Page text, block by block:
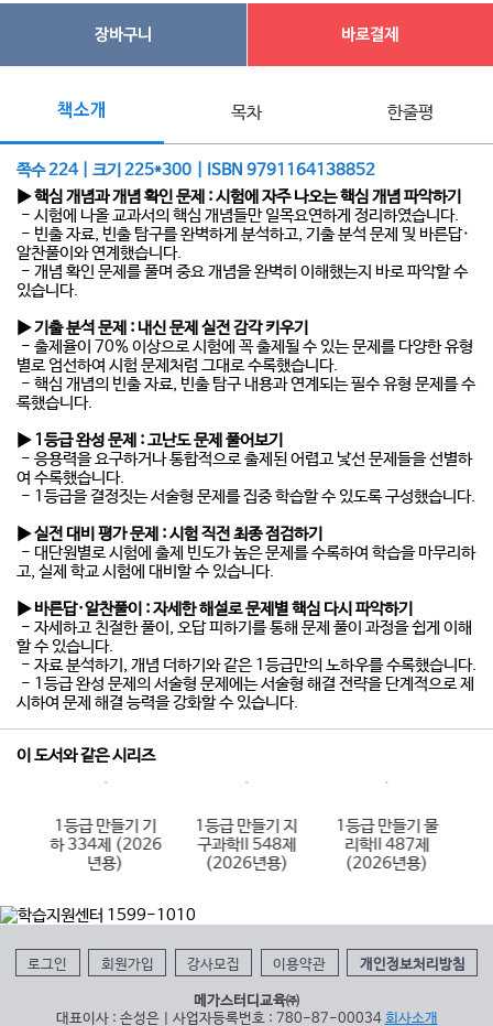
장바구니 바로결제
책소개 목차 한줄평
쪽수 224 | 크기 225*300 | ISBN 9791164138852
▶ 핵심 개념과 개념 확인 문제 : 시험에 자주 나오는 핵심 개념 파악하기
- 시험에 나올 교과서의 핵심 개념들만 일목요연하게 정리하였습니다.
- 빈출 자료, 빈출 탐구를 완벽하게 분석하고, 기출 분석 문제 및 바른답·
알찬풀이와 연계했습니다.
- 개념 확인 문제를 풀며 중요 개념을 완벽히 이해했는지 바로 파악할 수
있습니다.
▶ 기출 분석 문제 : 내신 문제 실전 감각 키우기
- 출제율이 70% 이상으로 시험에 꼭 출제될 수 있는 문제를 다양한 유형
별로 엄선하여 시험 문제처럼 그대로 수록했습니다.
- 핵심 개념의 빈출 자료, 빈출 탐구 내용과 연계되는 필수 유형 문제를 수
록했습니다.
▶ 1등급 완성 문제 :고난도 문제 풀어보기
- 응용력을 요구하거나 통합적으로 출제된 어렵고 낯선 문제들을 선별하
여 수록했습니다.
- 1등급을 결정짓는 서술형 문제를 집중 학습할 수 있도록 구성했습니다.
▶ 실전 대비 평가 문제 :시험 직전 최종 점검하기
- 대단원별로 시험에 출제 빈도가 높은 문제를 수록하여 학습을 마무리하
고, 실제 학교 시험에 대비할 수 있습니다.
▶ 바른답·알찬풀이 :자세한 해설로 문제별 핵심 다시 파악하기
- 자세하고 친절한 풀이, 오답 피하기를 통해 문제 풀이 과정을 쉽게 이해
할 수 있습니다.
- 자료 분석하기, 개념 더하기와 같은 1등급만의 노하우를 수록했습니다.
- 1등급 완성 문제의 서술형 문제에는 서술형 해결 전략을 단계적으로 제
시하여 문제 해결 능력을 강화할 수 있습니다.
이 도서와 같은 시리즈
1등급 만들기 기
하 334제 (2026
년용)
1등급 만들기 지
구과학II 548제
(2026년용)
1등급 만들기 물
리학II 487제
(2026년용)
로그인 회원가입 강사모집 이용약관 개인정보처리방침
메가스터디교육㈜
대표이사 : 손성은 | 사업자등록번호 : 780-87-00034 회사소개